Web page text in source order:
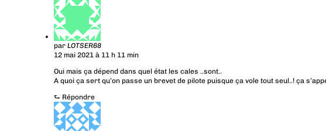
par LOTSER68
12 mai 2021 à 11 h 11 min
Oui mais ça dépend dans quel état les cales ..sont..
A quoi ça sert qu’on passe un brevet de pilote puisque ça vole tout seul..! ça
⮑ Répondre